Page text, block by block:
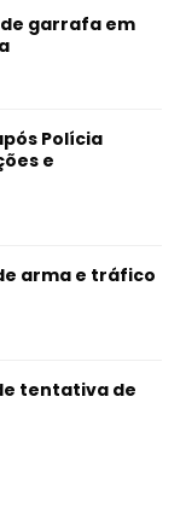
garrafa em
Polícia
e
arma e tráfico
tentativa de